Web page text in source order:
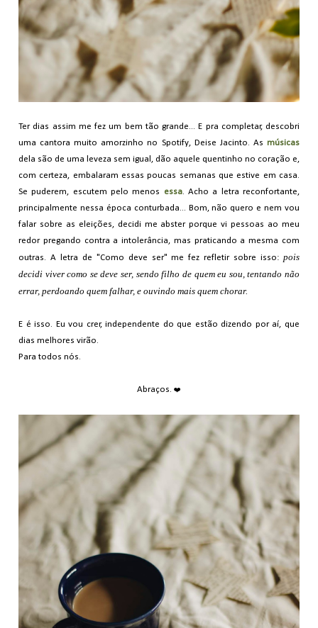
Ter dias assim me fez um bem tão grande... E pra completar, descobri
uma cantora muito amorzinho no Spotify, Deise Jacinto. As músicas
dela são de uma leveza sem igual, dão aquele quentinho no coração e,
com certeza, embalaram essas poucas semanas que estive em casa.
Se puderem, escutem pelo menos
essa. Acho a letra reconfortante,
principalmente nessa época conturbada... Bom, não quero e nem vou
falar sobre as eleições, decidi me abster porque vi pessoas ao meu
redor pregando contra a intolerância, mas praticando a mesma com
outras. A letra de "Como deve ser" me fez refletir sobre isso: pois
decidi viver como se deve ser, sendo filho de quem eu sou, tentando não
errar, perdoando quem falhar, e ouvindo mais quem chorar.
E é isso. Eu vou crer, independente do que estão dizendo por aí, que
dias melhores virão.
Para todos nós.
Abraços. ❤️